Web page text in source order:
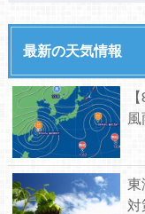
最新の天気情報
東
対